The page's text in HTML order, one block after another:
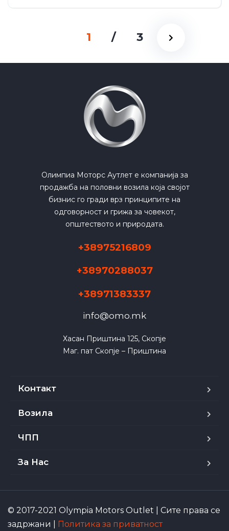
1 / 3
Олимпиа Моторс Аутлет е компанија за
продажба на половни возила која својот
бизнис го гради врз принципите на
одговорност и грижа за човекот,
општеството и природата.
+38975216809
+38970288037
+38971383337
info@omo.mk
Хасан Приштина 125, Скопје
Маг. пат Скопје – Приштина
Контакт
Возила
ЧПП
За Нас
© 2017-2021 Olympia Motors Outlet | Сите права се
задржани | Политика за приватност